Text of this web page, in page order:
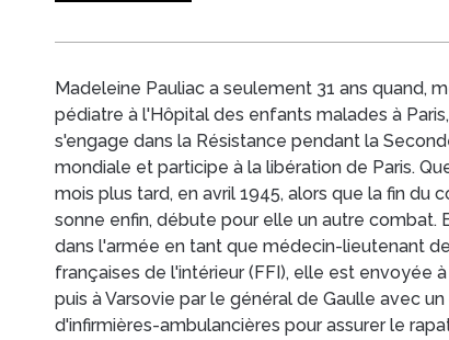
Madeleine Pauliac a seulement 31 ans quand,
pédiatre à l'Hôpital des enfants malades à
s'engage dans la Résistance pendant la
mondiale et participe à la libération de Paris.
mois plus tard, en avril 1945, alors que la fin du
sonne enfin, débute pour elle un autre combat.
dans l'armée en tant que médecin-lieutenant
françaises de l'intérieur (FFI), elle est envoyée
puis à Varsovie par le général de Gaulle avec
d'infirmières-ambulancières pour assurer le